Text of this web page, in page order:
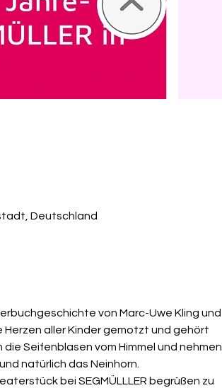
Deutschland
von Marc-Uwe Kling und
Herzen aller Kinder gemotzt und gehört
Seifenblasen vom Himmel und nehmen
natürlich das Neinhorn.
bei SEGMÜLLLER begrüßen zu